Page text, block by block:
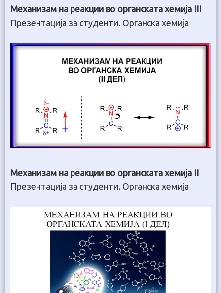
Механизам на реакции во органската хемија III
Презентација за студенти. Органска хемија
Механизам на реакции во органската хемија II
Презентација за студенти. Органска хемија